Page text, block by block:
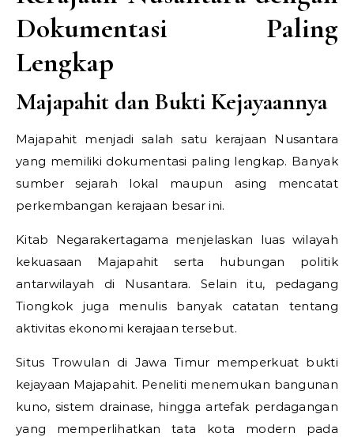
Dokumentasi Paling
Lengkap
Majapahit dan Bukti Kejayaannya
Majapahit menjadi salah satu kerajaan Nusantara
yang memiliki dokumentasi paling lengkap. Banyak
sumber sejarah lokal maupun asing mencatat
perkembangan kerajaan besar ini.
Kitab Negarakertagama menjelaskan luas wilayah
kekuasaan Majapahit serta hubungan politik
antarwilayah di Nusantara. Selain itu, pedagang
Tiongkok juga menulis banyak catatan tentang
aktivitas ekonomi kerajaan tersebut.
Situs Trowulan di Jawa Timur memperkuat bukti
kejayaan Majapahit. Peneliti menemukan bangunan
kuno, sistem drainase, hingga artefak perdagangan
yang memperlihatkan tata kota modern pada